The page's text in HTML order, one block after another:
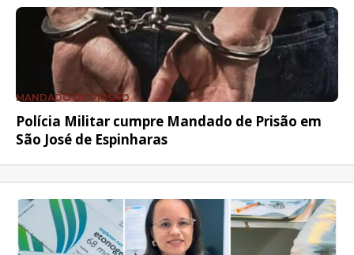
MANDADO DE PRISÃO
Polícia Militar cumpre Mandado de Prisão em
São José de Espinharas